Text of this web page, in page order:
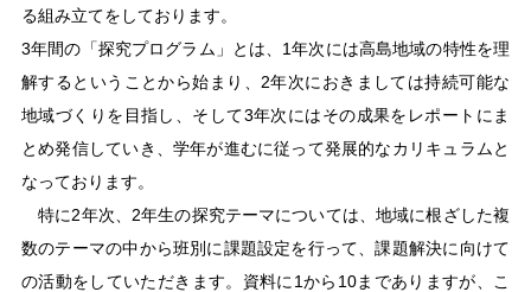
る組み立てをしております。
3年間の「探究プログラム」とは、1年次には高島地域の特性を理
解するということから始まり、2年次におきましては持続可能な
地域づくりを目指し、そして3年次にはその成果をレポートにま
とめ発信していき、学年が進むに従って発展的なカリキュラムと
なっております。
特に2年次、2年生の探究テーマについては、地域に根ざした複
数のテーマの中から班別に課題設定を行って、課題解決に向けて
の活動をしていただきます。資料に1から10までありますが、こ